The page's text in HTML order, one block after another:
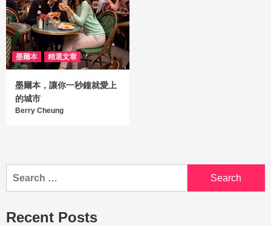
墨爾本 精選文章
墨爾本，讓你一秒鐘就愛上
的城市
Berry Cheung
Recent Posts